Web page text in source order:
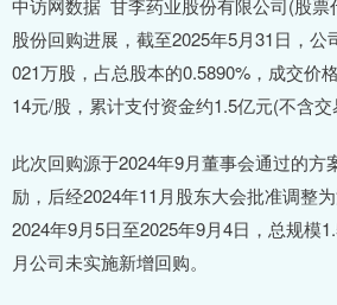
中访网数据 甘李药业股份有限公司(股票
股份回购进展，截至2025年5月31日，公
021万股，占总股本的0.5890%，成交价
14元/股，累计支付资金约1.5亿元(不含交
此次回购源于2024年9月董事会通过的方
励，后经2024年11月股东大会批准调整
2024年9月5日至2025年9月4日，总规模
月公司未实施新增回购。